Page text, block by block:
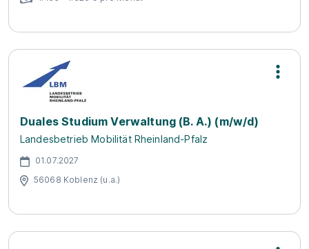
Duales Studium Verwaltung (B. A.) (m/w/d)
Landesbetrieb Mobilität Rheinland-Pfalz
01.07.2027
56068 Koblenz (u.a.)